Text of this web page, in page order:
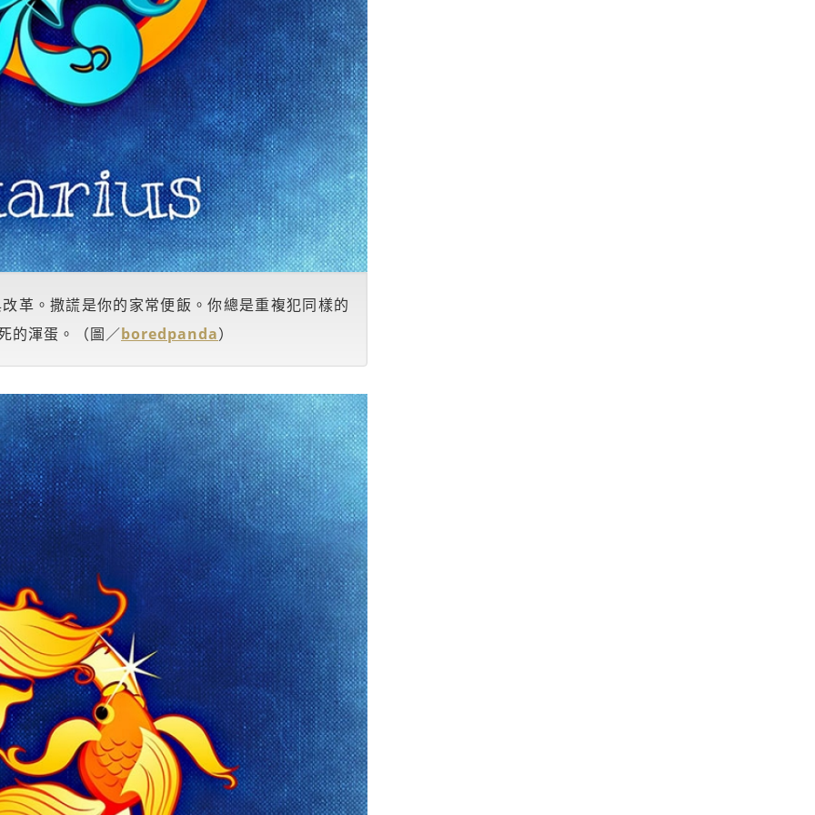
革。撒謊是你的家常便飯。你總是重複犯同樣的
的渾蛋。（圖／boredpanda）